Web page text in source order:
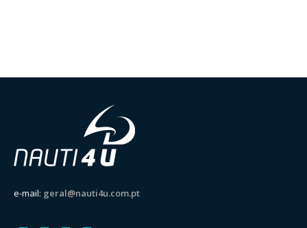
e-mail: geral@nauti4u.com.pt